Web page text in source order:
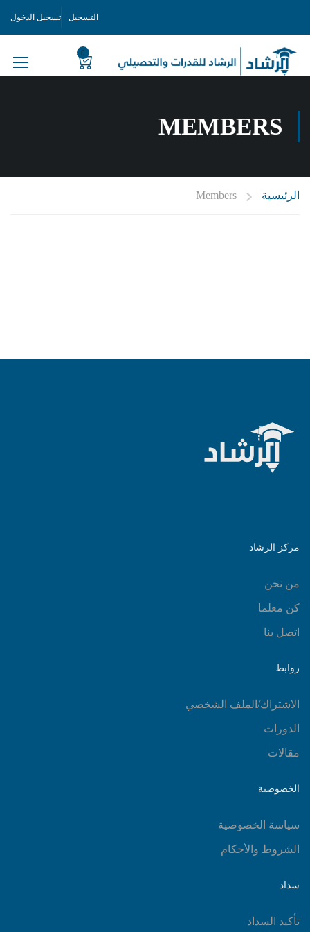
التسجيل تسجيل الدخول
0
MEMBERS
الرئيسية Members
مركز الرشاد
من نحن
كن معلما
اتصل بنا
روابط
الاشتراك/الملف الشخصي
الدورات
مقالات
الخصوصية
سياسة الخصوصية
الشروط والأحكام
سداد
تأكيد السداد